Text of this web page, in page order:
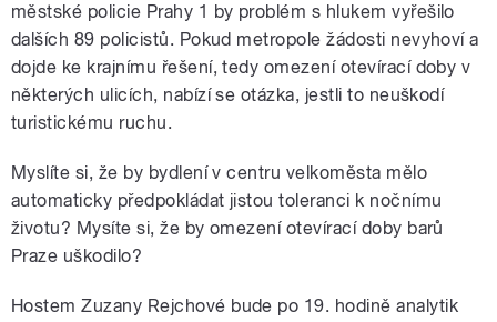
městské policie Prahy 1 by problém s hlukem vyřešilo
dalších 89 policistů. Pokud metropole žádosti nevyhoví a
dojde ke krajnímu řešení, tedy omezení otevírací doby v
některých ulicích, nabízí se otázka, jestli to neuškodí
turistickému ruchu.
Myslíte si, že by bydlení v centru velkoměsta mělo
automaticky předpokládat jistou toleranci k nočnímu
životu? Mysíte si, že by omezení otevírací doby barů
Praze uškodilo?
Hostem Zuzany Rejchové bude po 19. hodině analytik